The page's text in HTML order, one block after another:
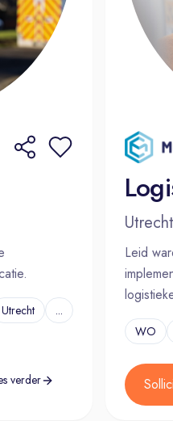
Utrecht ...
verder
Utrecht
Leid
WO